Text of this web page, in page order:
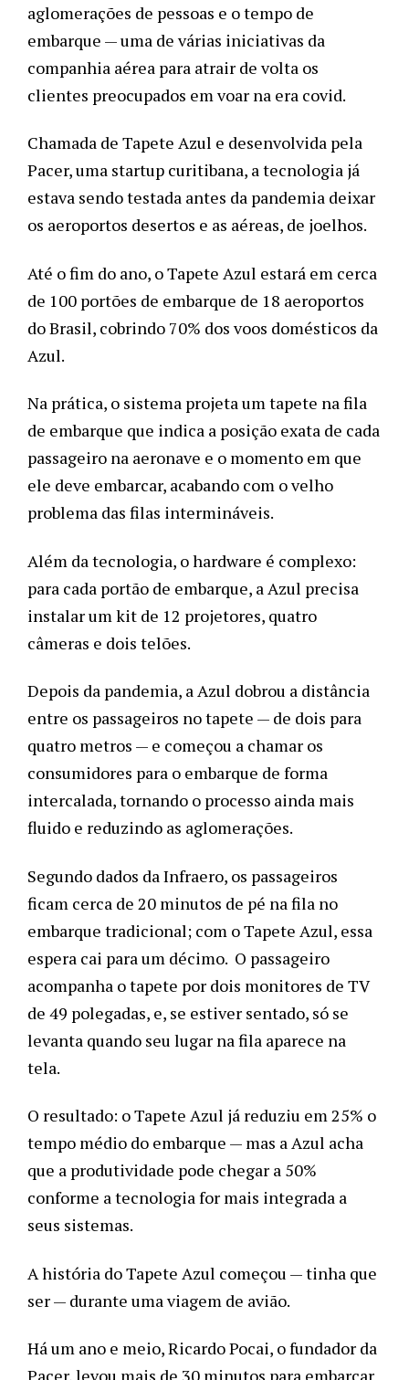
aglomerações de pessoas e o tempo de
embarque — uma de várias iniciativas da
companhia aérea para atrair de volta os
clientes preocupados em voar na era covid.
Chamada de Tapete Azul e desenvolvida pela
Pacer, uma startup curitibana, a tecnologia já
estava sendo testada antes da pandemia deixar
os aeroportos desertos e as aéreas, de joelhos.
Até o fim do ano, o Tapete Azul estará em cerca
de 100 portões de embarque de 18 aeroportos
do Brasil, cobrindo 70% dos voos domésticos da
Azul.
Na prática, o sistema projeta um tapete na fila
de embarque que indica a posição exata de cada
passageiro na aeronave e o momento em que
ele deve embarcar, acabando com o velho
problema das filas intermináveis.
Além da tecnologia, o hardware é complexo:
para cada portão de embarque, a Azul precisa
instalar um kit de 12 projetores, quatro
câmeras e dois telões.
Depois da pandemia, a Azul dobrou a distância
entre os passageiros no tapete — de dois para
quatro metros — e começou a chamar os
consumidores para o embarque de forma
intercalada, tornando o processo ainda mais
fluido e reduzindo as aglomerações.
Segundo dados da Infraero, os passageiros
ficam cerca de 20 minutos de pé na fila no
embarque tradicional; com o Tapete Azul, essa
espera cai para um décimo.  O passageiro
acompanha o tapete por dois monitores de TV
de 49 polegadas, e, se estiver sentado, só se
levanta quando seu lugar na fila aparece na
tela.
O resultado: o Tapete Azul já reduziu em 25% o
tempo médio do embarque — mas a Azul acha
que a produtividade pode chegar a 50%
conforme a tecnologia for mais integrada a
seus sistemas.
A história do Tapete Azul começou — tinha que
ser — durante uma viagem de avião.
Há um ano e meio, Ricardo Pocai, o fundador da
Pacer, levou mais de 30 minutos para embarcar